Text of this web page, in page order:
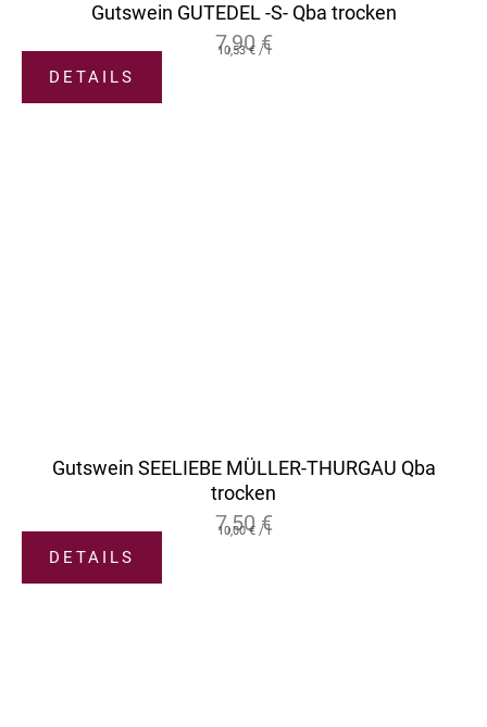
Gutswein GUTEDEL -S- Qba trocken
7,90 €
10,53€/l
DETAILS
Gutswein SEELIEBE MÜLLER-THURGAU Qba
trocken
7,50 €
10,00€/l
DETAILS